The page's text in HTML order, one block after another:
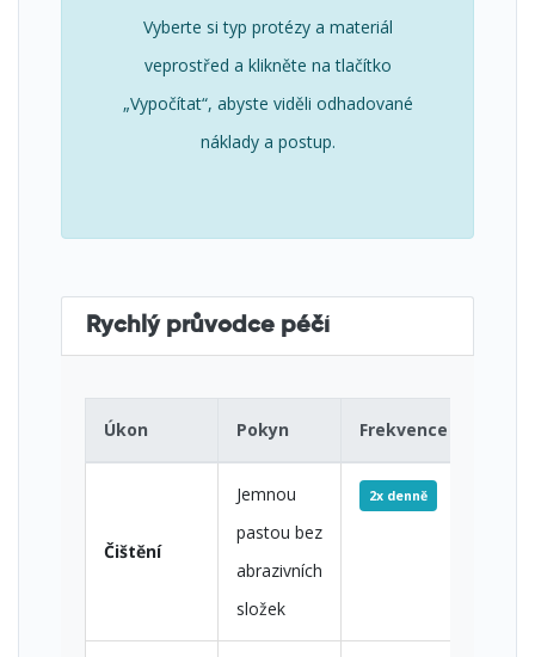
Vyberte si typ protézy a materiál
veprostřed a klikněte na tlačítko
„Vypočítat“, abyste viděli odhadované
náklady a postup.
Rychlý průvodce péčí
Úkon Pokyn Frekvence
Čištění
Jemnou
pastou bez
abrazivních
složek
2x denně